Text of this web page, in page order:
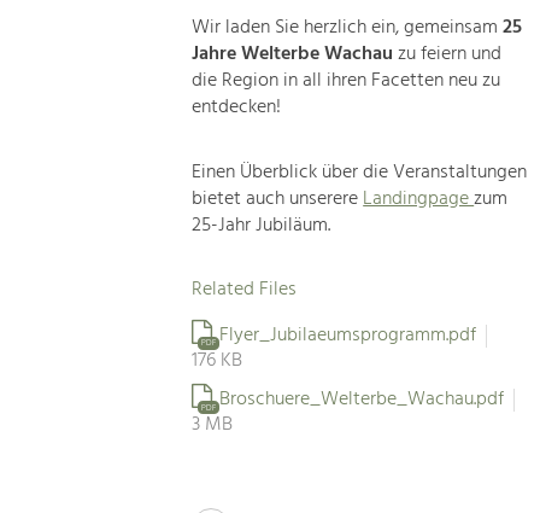
Wir laden Sie herzlich ein, gemeinsam25
Jahre Welterbe Wachauzu feiern und
die Region in all ihren Facetten neu zu
entdecken!
Einen Überblick über die Veranstaltungen
bietet auch unserereLandingpagezum
25-Jahr Jubiläum.
Related Files
PDF Flyer_Jubilaeumsprogramm.pdf
176 KB
PDF Broschuere_Welterbe_Wachau.pdf
3 MB